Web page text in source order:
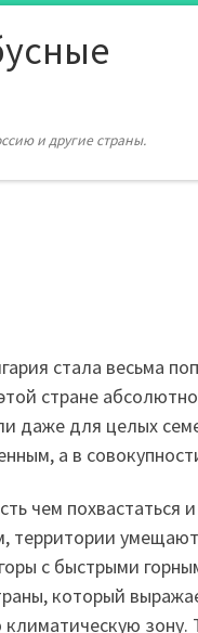
и другие страны.
стала весьма
стране
даже для целых
а в
чем похвастаться
территории
с быстрыми
который